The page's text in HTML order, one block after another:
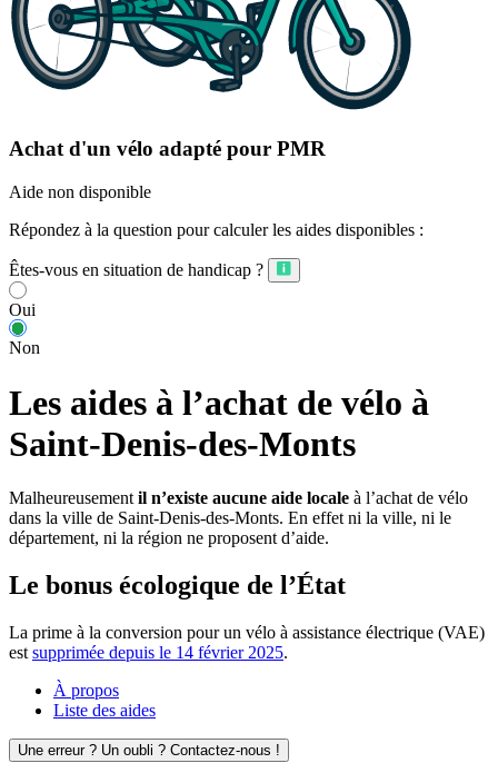
Achat d'un vélo adapté pour PMR
Aide non disponible
Répondez à la question pour calculer les aides disponibles :
Êtes-vous en situation de handicap ?
Oui
Non
Les aides à l’achat de vélo à
Saint-Denis-des-Monts
Malheureusement il n’existe aucune aide locale à l’achat de vélo
dans la ville de Saint-Denis-des-Monts. En effet ni la ville, ni le
département, ni la région ne proposent d’aide.
Le bonus écologique de l’État
La prime à la conversion pour un vélo à assistance électrique (VAE)
est supprimée depuis le 14 février 2025.
À propos
Liste des aides
Une erreur ? Un oubli ? Contactez-nous !